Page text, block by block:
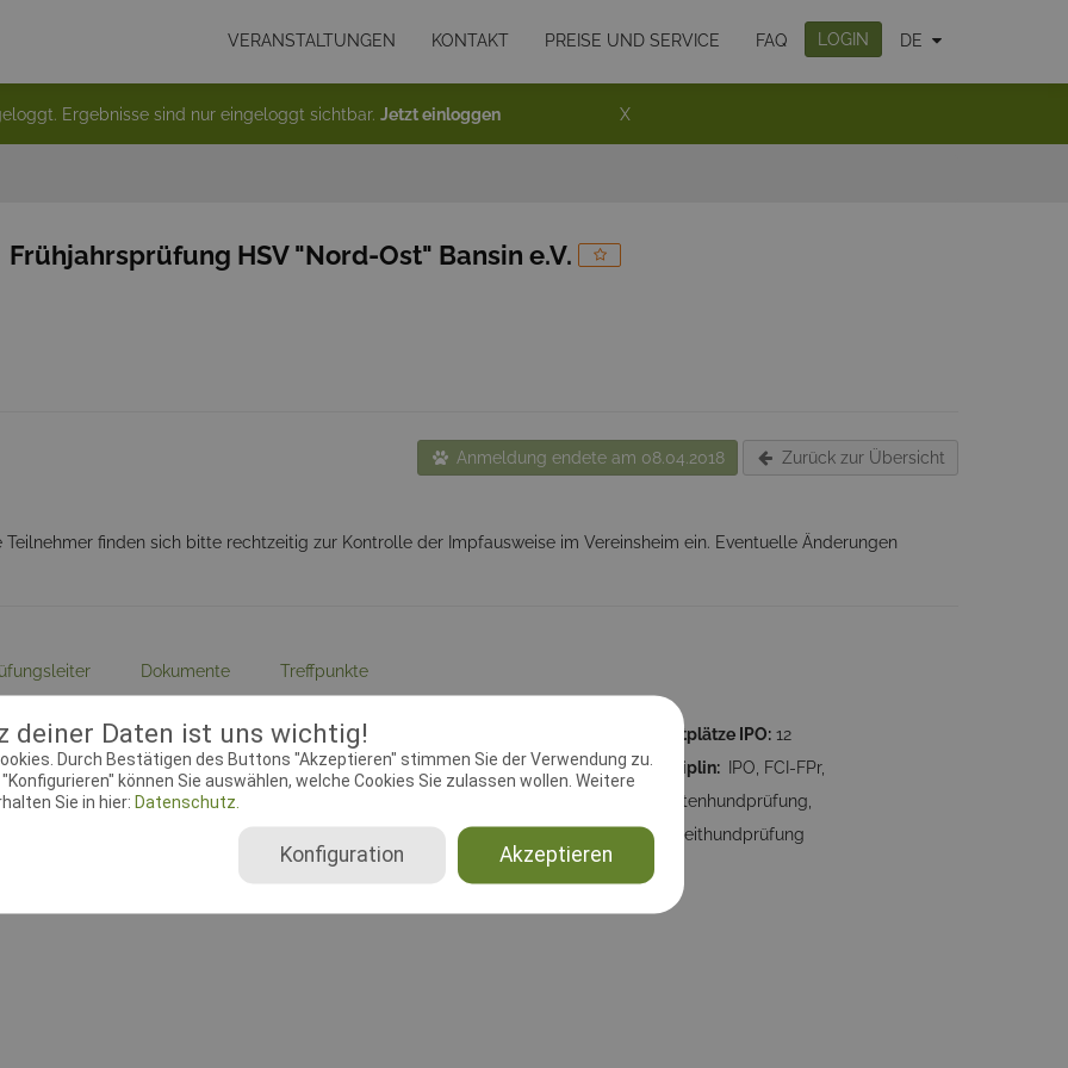
deiner Daten ist uns wichtig!
Durch Bestätigen des Buttons "Akzeptieren" stimmen Sie der Verwendung zu.
können Sie auswählen, welche Cookies Sie zulassen wollen. Weitere
Sie in hier: Datenschutz.
Akzeptieren
Konfiguration
VERANSTALTUNGEN KONTAKT PREISE UND SERVICE FAQ LOGIN DE
Ergebnisse sind nur eingeloggt sichtbar. Jetzt einloggen X
Frühjahrsprüfung HSV "Nord-Ost" Bansin e.V.
Anmeldung endete am 08.04.2018 Zurück zur Übersicht
Teilnehmer finden sich bitte rechtzeitig zur Kontrolle der Impfausweise im Vereinsheim ein. Eventuelle Änderungen
Dokumente Treffpunkte
14.02.2018 00:00:00 Meldeschluss: Startplätze IPO: 12
Fährtenhundprüfung:12 Startplätze Begleithundprüfung:12 Disziplin:
IPO, FCI-FPr,
Fährtenhundprüfung,
Begleithundprüfung